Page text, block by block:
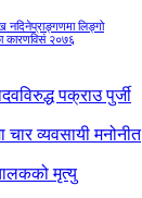
नदिनेप्राङ्गणमा लिङ्गो
कारणविसं २०७६
पक्राउ पुर्जी
चार व्यवसायी मनोनीत
मृत्यु